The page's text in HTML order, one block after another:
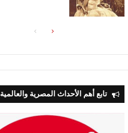
الصفحةالصفحة
تابع أهم الأحداث المصرية والعالمية